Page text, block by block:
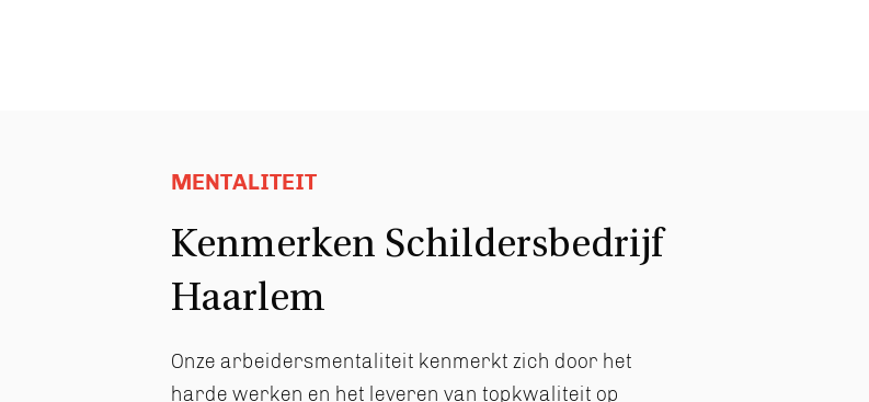
MENTALITEIT
Kenmerken Schildersbedrijf
Haarlem
Onze arbeidersmentaliteit kenmerkt zich door het
harde werken en het leveren van topkwaliteit op